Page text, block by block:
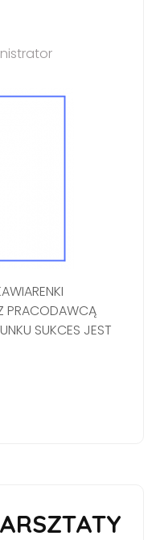
PRACODAWCĄ
SUKCES JEST